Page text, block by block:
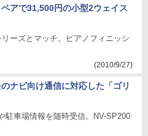
アで31,500円の小型2ウェイス
リーズとマッチ。ピアノフィニッシ
(2010/9/27)
ナビ向け通信に対応した「ゴリ
駐車場情報を随時受信。NV-SP200